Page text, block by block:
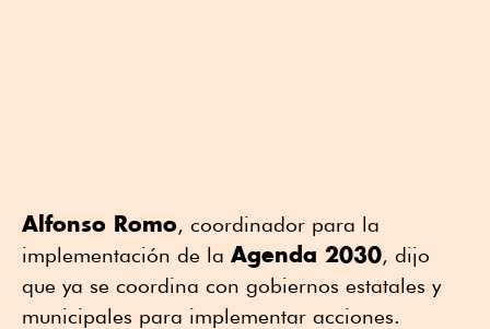
Alfonso Romo, coordinador para la
implementación de la Agenda 2030, dijo
que ya se coordina con gobiernos estatales y
municipales para implementar acciones.